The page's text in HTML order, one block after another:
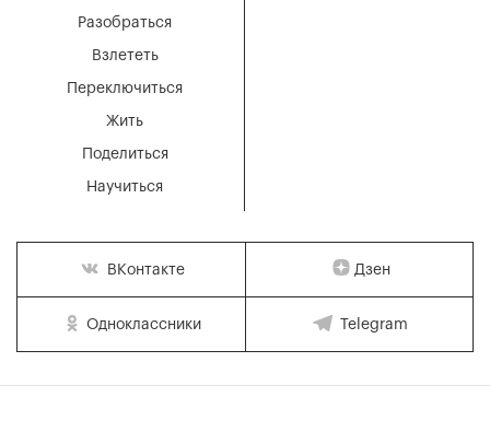
Разобраться
Взлететь
Переключиться
Жить
Поделиться
Научиться
ВКонтакте Дзен
Одноклассники Telegram